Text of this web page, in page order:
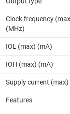
Clock frequency
(MHz)
IOL (max) (mA)
IOH (max) (mA)
Supply current (max)
Features